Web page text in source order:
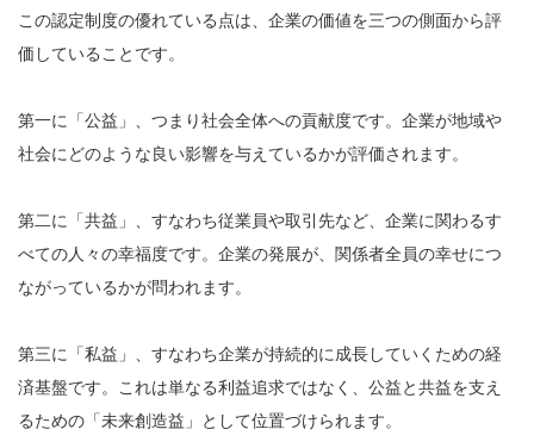
この認定制度の優れている点は、企業の価値を三つの側面から評
価していることです。
第一に「公益」、つまり社会全体への貢献度です。企業が地域や
社会にどのような良い影響を与えているかが評価されます。
第二に「共益」、すなわち従業員や取引先など、企業に関わるす
べての人々の幸福度です。企業の発展が、関係者全員の幸せにつ
ながっているかが問われます。
第三に「私益」、すなわち企業が持続的に成長していくための経
済基盤です。これは単なる利益追求ではなく、公益と共益を支え
るための「未来創造益」として位置づけられます。